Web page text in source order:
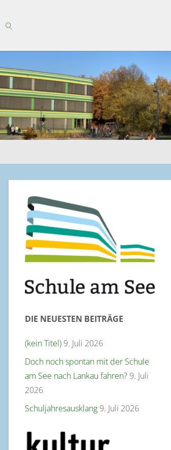
SEARCH
DIE NEUESTEN BEITRÄGE
(kein Titel) 9. Juli 2026
Doch noch spontan mit der Schule
am See nach Lankau fahren? 9. Juli
2026
Schuljahresausklang 9. Juli 2026